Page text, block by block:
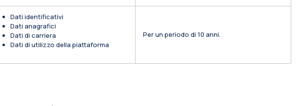
Dati identificativi
Dati anagrafici
Dati di carriera
Dati di utilizzo della piattaforma
Per un periodo di 10 anni.